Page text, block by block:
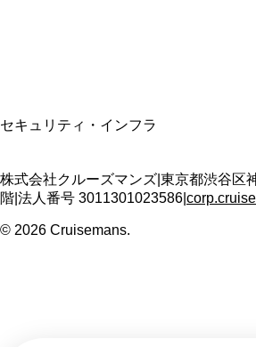
セキュリティ・インフラ
株式会社クルーズマンズ 東京都渋谷区
階 法人番号 3011301023586
© 2026 Cruisemans.